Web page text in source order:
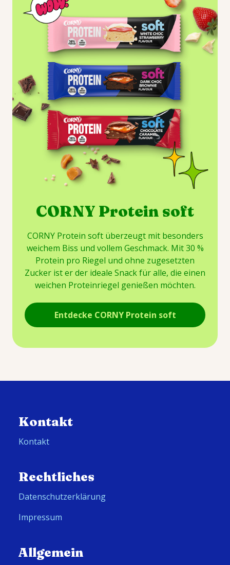
CORNY Protein soft
CORNY Protein soft überzeugt mit besonders
weichem Biss und vollem Geschmack. Mit 30 %
Protein pro Riegel und ohne zugesetzten
Zucker ist er der ideale Snack für alle, die einen
weichen Proteinriegel genießen möchten.
Entdecke CORNY Protein soft
Kontakt
Kontakt
Rechtliches
Datenschutzerklärung
Impressum
Allgemein